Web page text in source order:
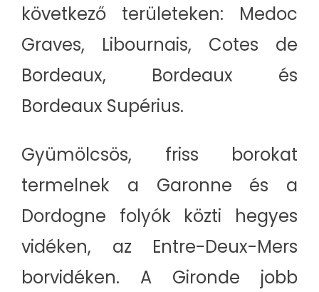
következő területeken: Medoc
Graves, Libournais, Cotes de
Bordeaux, Bordeaux és
Bordeaux Supérius.
Gyümölcsös, friss borokat
termelnek a Garonne és a
Dordogne folyók közti hegyes
vidéken, az Entre-Deux-Mers
borvidéken. A Gironde jobb